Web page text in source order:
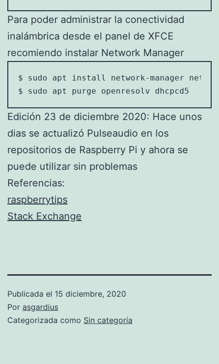
Para poder administrar la conectividad
inalámbrica desde el panel de XFCE
recomiendo instalar Network Manager
$ sudo apt install network-manager
$ sudo apt purge openresolv dhcpcd5
Edición 23 de diciembre 2020: Hace unos
dias se actualizó Pulseaudio en los
repositorios de Raspberry Pi y ahora se
puede utilizar sin problemas
Referencias:
raspberrytips
Stack Exchange
Publicada el 15 diciembre, 2020
Por asgardius
Categorizada como Sin categoría